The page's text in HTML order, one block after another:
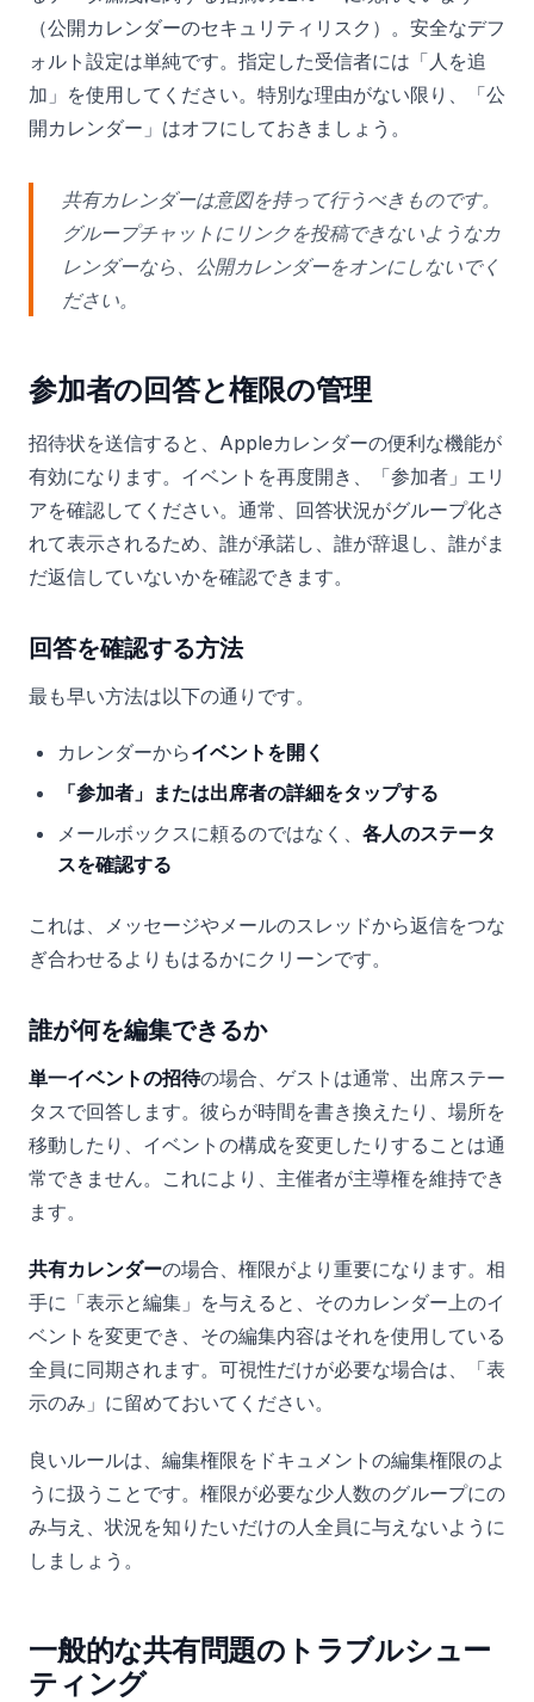
（公開カレンダーのセキュリティリスク）。安全なデフ
ォルト設定は単純です。指定した受信者には「人を追
加」を使用してください。特別な理由がない限り、「公
開カレンダー」はオフにしておきましょう。
共有カレンダーは意図を持って行うべきものです。
グループチャットにリンクを投稿できないようなカ
レンダーなら、公開カレンダーをオンにしないでく
ださい。
参加者の回答と権限の管理
招待状を送信すると、Appleカレンダーの便利な機能が
有効になります。イベントを再度開き、「参加者」エリ
アを確認してください。通常、回答状況がグループ化さ
れて表示されるため、誰が承諾し、誰が辞退し、誰がま
だ返信していないかを確認できます。
回答を確認する方法
最も早い方法は以下の通りです。
カレンダーからイベントを開く
「参加者」または出席者の詳細をタップする
メールボックスに頼るのではなく、 各人のステータ
スを確認する
これは、メッセージやメールのスレッドから返信をつな
ぎ合わせるよりもはるかにクリーンです。
誰が何を編集できるか
単一イベントの招待の場合、ゲストは通常、出席ステー
タスで回答します。彼らが時間を書き換えたり、場所を
移動したり、イベントの構成を変更したりすることは通
常できません。これにより、主催者が主導権を維持でき
ます。
共有カレンダーの場合、権限がより重要になります。相
手に「表示と編集」を与えると、そのカレンダー上のイ
ベントを変更でき、その編集内容はそれを使用している
全員に同期されます。可視性だけが必要な場合は、「表
示のみ」に留めておいてください。
良いルールは、編集権限をドキュメントの編集権限のよ
うに扱うことです。権限が必要な少人数のグループにの
み与え、状況を知りたいだけの人全員に与えないように
しましょう。
一般的な共有問題のトラブルシュー
ティング